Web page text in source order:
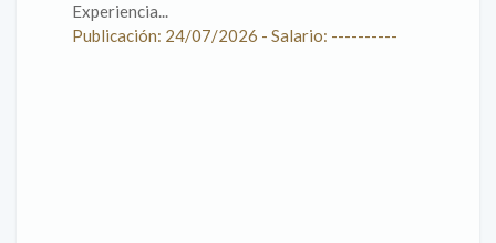
Experiencia...
Publicación: 24/07/2026 - Salario: ----------